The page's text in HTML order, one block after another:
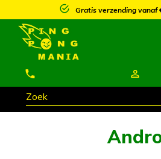
Gratis verzending vanaf